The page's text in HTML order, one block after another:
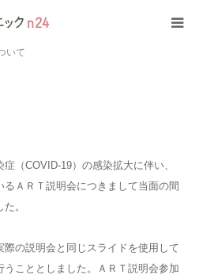
いて
（COVID-19）の感染拡大に伴い、
ＡＲＴ説明会につきまして当面の間
。
際の説明会と同じスライドを使用して
こととしました。ＡＲＴ説明会参加